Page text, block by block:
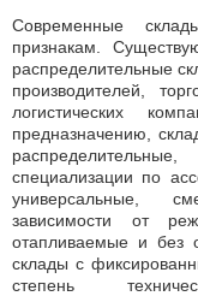
Современные
признакам.
распределительные
производителей,
логистических
предназначению,
специализации по
универсальные,
зависимости от
отапливаемые и без
склады с
степень